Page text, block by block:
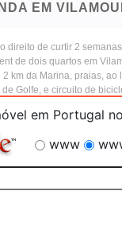
EM
direito de curtir 2
de dois quartos em
2 km da Marina, praias, ao
Golfe, e circuito de
em Portugal
www